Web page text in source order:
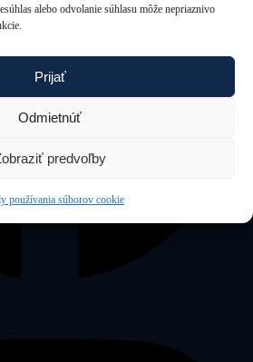
alebo odvolanie súhlasu môže nepriaznivo
Prijať
Odmietnúť
predvoľby
používania súborov cookie